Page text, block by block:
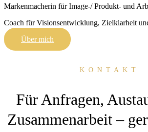
Markenmacherin für Image-/ Produkt- und
Coach für Visionsentwicklung, Zielklarheit
Über mich
KONTAKT
Für Anfragen,
Zusammenarbeit –